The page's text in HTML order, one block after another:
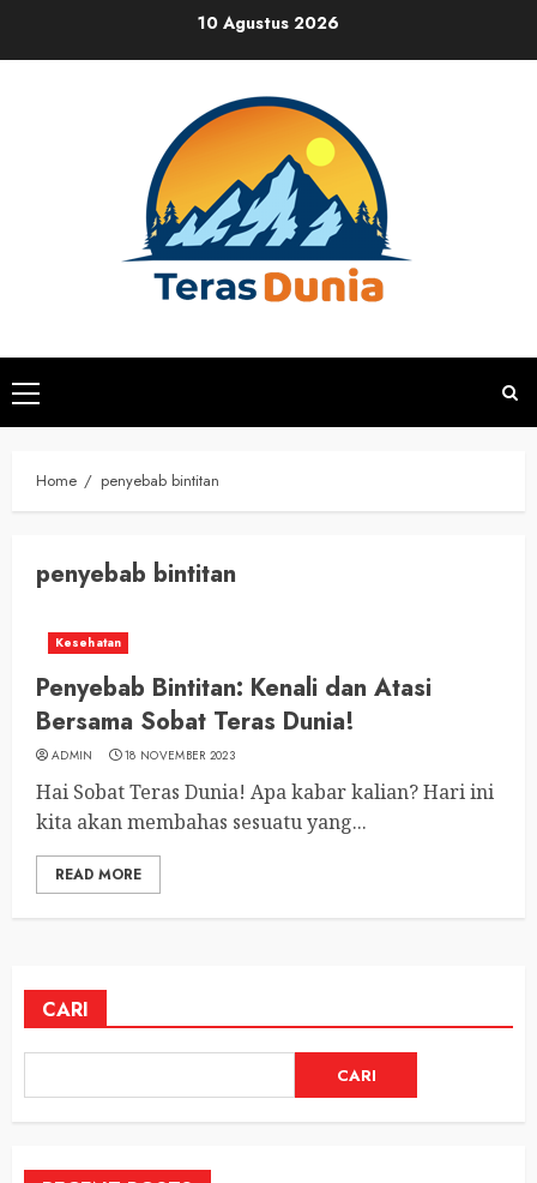
10 Agustus 2026
Primary
Menu
Home penyebab bintitan
penyebab bintitan
Kesehatan
Penyebab Bintitan: Kenali dan Atasi
Bersama Sobat Teras Dunia!
ADMIN 18 NOVEMBER 2023
Hai Sobat Teras Dunia! Apa kabar kalian? Hari ini
kita akan membahas sesuatu yang...
READ MORE
CARI
CARI